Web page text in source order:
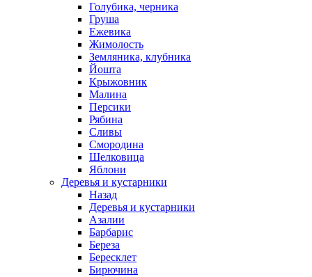
Голубика, черника
Груша
Ежевика
Жимолость
Земляника, клубника
Йошта
Крыжовник
Малина
Персики
Рябина
Сливы
Смородина
Шелковица
Яблони
Деревья и кустарники
Назад
Деревья и кустарники
Азалии
Барбарис
Береза
Бересклет
Бирючина